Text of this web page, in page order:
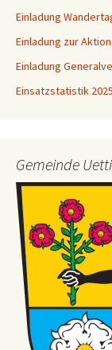
Einladung
Einladung zur
Einladung
Einsatzstatistik 2025
Gemeinde